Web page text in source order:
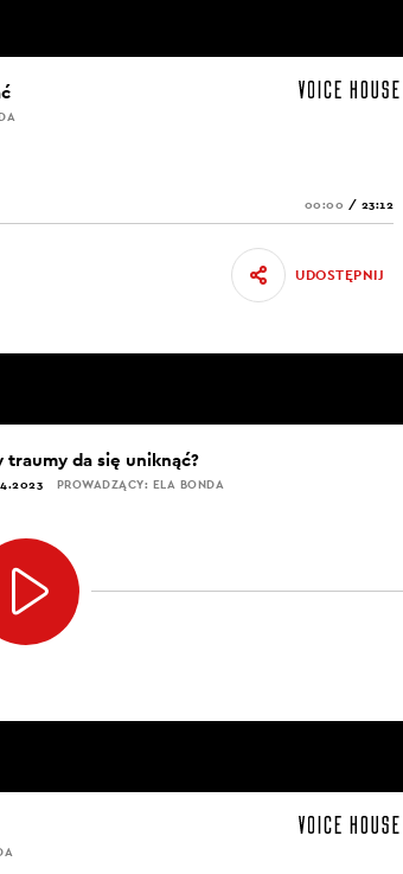
00:00 / 23:12
UDOSTĘPNIJ
traumy da się uniknąć?
PROWADZĄCY: ELA BONDA